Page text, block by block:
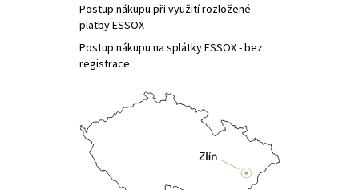
Postup nákupu při využití rozložené
platby ESSOX
Postup nákupu na splátky ESSOX - bez
registrace